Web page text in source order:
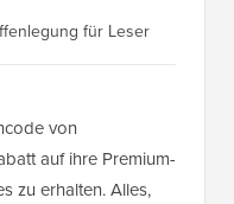
für Leser
von
auf ihre Premium-
zu erhalten. Alles,